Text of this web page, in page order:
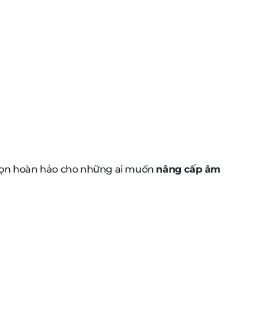
hoàn hảo cho những ai muốn nâng cấp âm